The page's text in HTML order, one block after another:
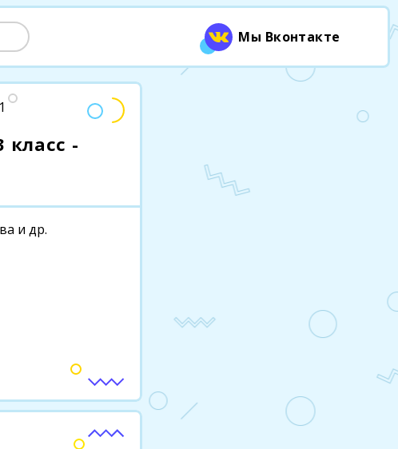
класс -
и др.
Мы Вконтакте